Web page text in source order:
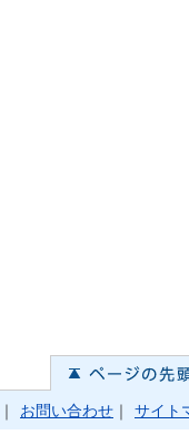
｜ お問い合わせ ｜ サイト